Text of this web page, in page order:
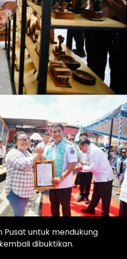
untuk mendukung
dibuktikan.